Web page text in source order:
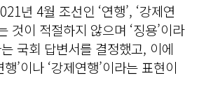
년 4월 조선인 ‘연행’, ‘강제연
것이 적절하지 않으며 ‘징용’이라
국회 답변서를 결정했고, 이에
’이나 ‘강제연행’이라는 표현이